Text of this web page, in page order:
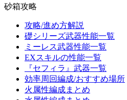
砂箱攻略
攻略/進め方解説
礎シリーズ武器性能一覧
ミーレス武器性能一覧
EXスキルの性能一覧
『セフィラ』武器一覧
効率周回編成/おすすめ場所
火属性編成まとめ